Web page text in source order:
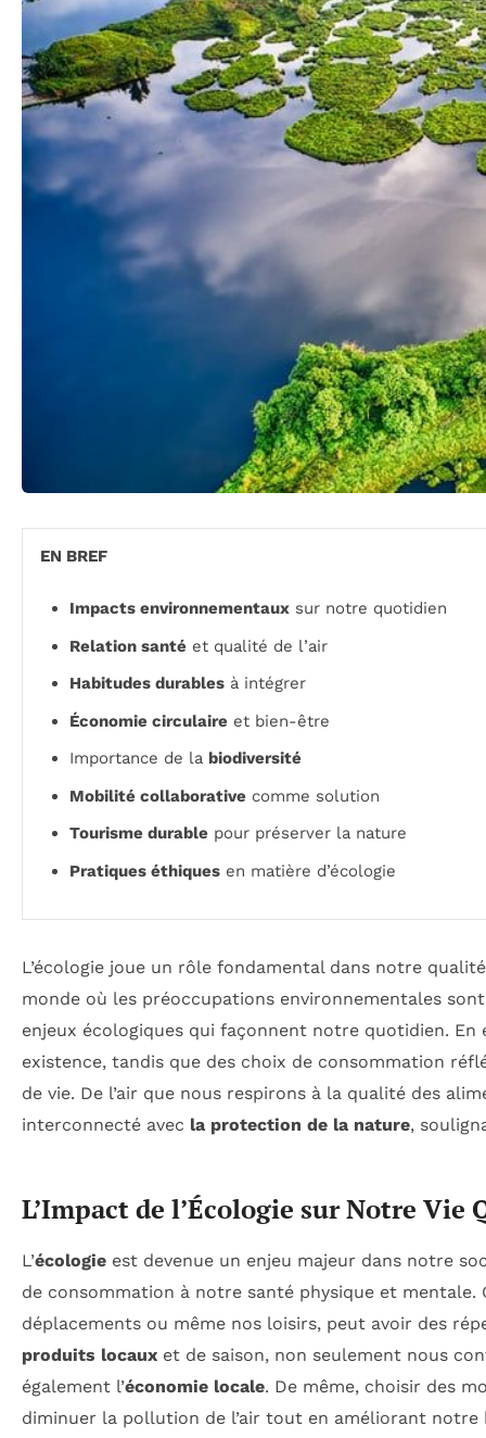
EN BREF
Impacts environnementaux sur notre quotidien
Relation santé et qualité de l’air
Habitudes durables à intégrer
Économie circulaire et bien-être
Importance de la biodiversité
Mobilité collaborative comme solution
Tourisme durable pour préserver la nature
Pratiques éthiques en matière d’écologie
L’écologie joue un rôle fondamental dans notre
monde où les préoccupations environnementales
enjeux écologiques qui façonnent notre quotidien.
existence, tandis que des choix de consommation
de vie. De l’air que nous respirons à la qualité des
interconnecté avec la protection de la nature,
L’Impact de l’Écologie sur Notre Vie
L’écologie est devenue un enjeu majeur dans notre
de consommation à notre santé physique et
déplacements ou même nos loisirs, peut avoir des
produits locaux et de saison, non seulement nous
également l’économie locale. De même, choisir des
diminuer la pollution de l’air tout en améliorant